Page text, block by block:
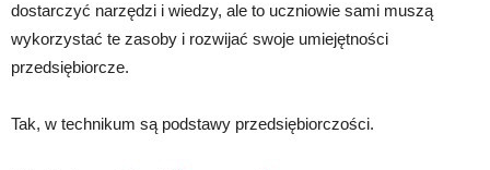
dostarczyć narzędzi i wiedzy, ale to uczniowie sami muszą
wykorzystać te zasoby i rozwijać swoje umiejętności
przedsiębiorcze.
Tak, w technikum są podstawy przedsiębiorczości.